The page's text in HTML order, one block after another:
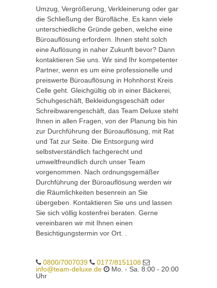
Umzug, Vergrößerung, Verkleinerung oder gar
die Schließung der Bürofläche. Es kann viele
unterschiedliche Gründe geben, welche eine
Büroauflösung erfordern. Ihnen steht solch
eine Auflösung in naher Zukunft bevor? Dann
kontaktieren Sie uns. Wir sind Ihr kompetenter
Partner, wenn es um eine professionelle und
preiswerte Büroauflösung in Hohnhorst Kreis
Celle geht. Gleichgültig ob in einer Bäckerei,
Schuhgeschäft, Bekleidungsgeschäft oder
Schreibwarengeschäft, das Team Deluxe steht
Ihnen in allen Fragen, von der Planung bis hin
zur Durchführung der Büroauflösung, mit Rat
und Tat zur Seite. Die Entsorgung wird
selbstverständlich fachgerecht und
umweltfreundlich durch unser Team
vorgenommen. Nach ordnungsgemäßer
Durchführung der Büroauflösung werden wir
die Räumlichkeiten besenrein an Sie
übergeben. Kontaktieren Sie uns und lassen
Sie sich völlig kostenfrei beraten. Gerne
vereinbaren wir mit Ihnen einen
Besichtigungstermin vor Ort. .
0800/7007039
0177/8151108
info@team-deluxe.de
Mo. - Sa. 8:00 - 20:00
Uhr